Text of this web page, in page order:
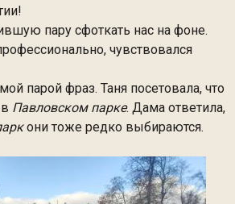
пару сфоткать нас на фоне.
чувствовался
парой фраз. Таня посетовала, что
Павловском парке. Дама ответила,
они тоже редко выбираются.